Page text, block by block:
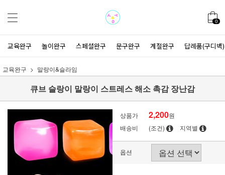
0
교육완구 놀이완구 스페셜완구 문구완구 계절완구 답례품(구디백)
교육완구 말랑이&슬라임
큐브 슬랑이 말랑이 스트레스 해소 촉감 장난감
상품가 2,200원
배송비
(조건) 지역별
옵션